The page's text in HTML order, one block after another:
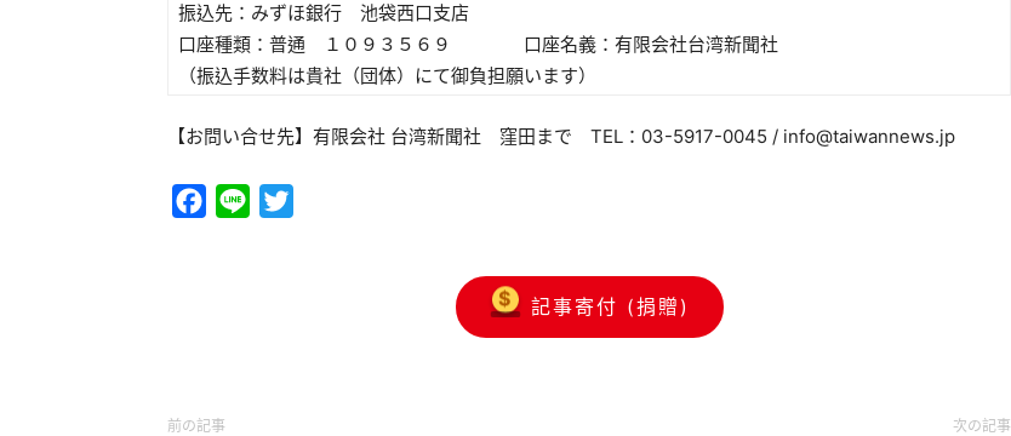
振込先：みずほ銀行 池袋西口支店
口座種類：普通 １０９３５６９ 口座名義：有限会社台湾新聞社
（振込手数料は貴社（団体）にて御負担願います）
【お問い合せ先】有限会社 台湾新聞社 窪田まで TEL：03-5917-0045 / info@taiwannews.jp
Facebook
Line
記事寄付 (捐贈)
前の記事 次の記事